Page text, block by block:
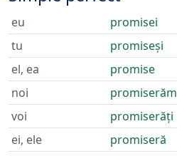
eu
promisei
tu
promiseși
el, ea
promise
noi
promiserăm
voi
promiserăți
ei, ele
promiseră